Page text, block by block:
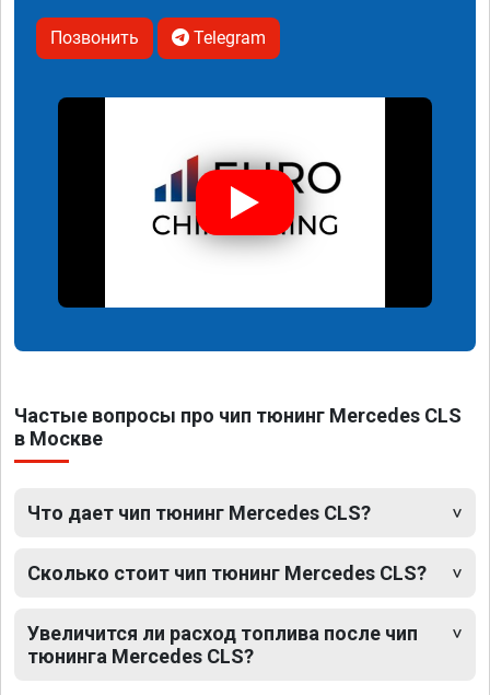
Позвонить Telegram
Частые вопросы про чип тюнинг Mercedes CLS
в Москве
Что дает чип тюнинг Mercedes CLS?
Сколько стоит чип тюнинг Mercedes CLS?
Увеличится ли расход топлива после чип
тюнинга Mercedes CLS?